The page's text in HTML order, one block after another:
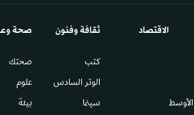
الاقتصاد ثقافة وفنون
كتب
الوتر السادس​
سينما
صحة
صحتك
علوم
بيئة